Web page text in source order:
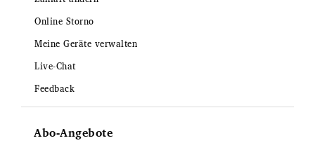
Online Storno
Meine Geräte verwalten
Live-Chat
Feedback
Abo-Angebote